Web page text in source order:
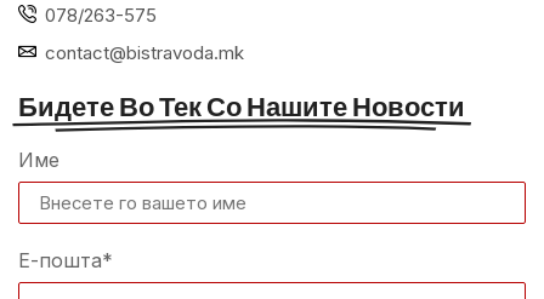
078/263-575
contact@bistravoda.mk
Бидете Во Тек Со Нашите Новости
Име
Е-пошта*